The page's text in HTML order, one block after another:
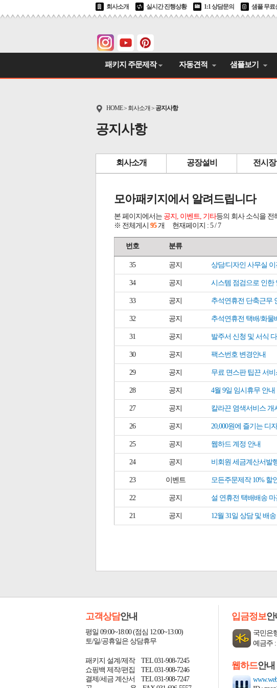
회사소개 실시간 진행상황 1:1 상담문의 샘플 무료
패키지 주문제작 자동견적 샘플보기
HOME> 회사소개 > 공지사항
공지사항
회사소개 공장설비 전시
모아패키지에서 알려드립니다
본 페이지에서는 공지, 이벤트, 기타등의 회사 소식을 전
※ 전체게시 95개 현재페이지 : 5 / 7
번호 분류
35 공지 상담/디자인 사무실 이
34 공지 시스템 점검으로 인한
33 공지 추석연휴전 단축근무
32 공지 추석연휴전 택배/화물
31 공지 발주서 신청 및 서식
30 공지 팩스번호 변경안내
29 공지 무료 면스판 팁끈 서
28 공지 4월 9일 임시휴무 안내
27 공지 칼라끈 염색서비스 개
26 공지 20,000원에 즐기는 디
25 공지 웹하드 계정 안내
24 공지 비회원 세금계산서발
23 이벤트 모든주문제작 10% 할
22 공지 설 연휴전 택배배송 마
21 공지 12월 31일 상담 및 배
고객상담안내
평일 09:00~18:00 (점심 12:00~13:00)
토/일/공휴일은 상담휴무
패키지 설계/제작 TEL 031-908-7245
쇼핑백 제작/편집 TEL 031-908-7246
결제/세금 계산서 TEL 031-908-7247
입금정보안
국민은
예금주 :
웹하드안내